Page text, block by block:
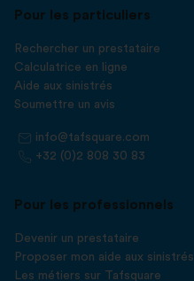
Pour les particuliers
Rechercher un prestataire
Calculatrice en ligne
Aide aux sinistrés
Soumettre un avis
info@tafsquare.com
+32 (0)2 808 30 83
Pour les professionnels
Devenir un prestataire
Proposer mon aide aux sinistrés
Les métiers sur Tafsquare